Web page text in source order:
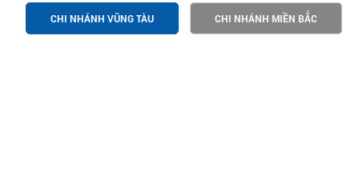
CHI NHÁNH VŨNG TÀU CHI NHÁNH MIỀN BẮC